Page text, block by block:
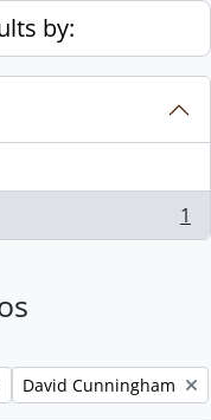
by:
1
Remove filter:
David Cunningham